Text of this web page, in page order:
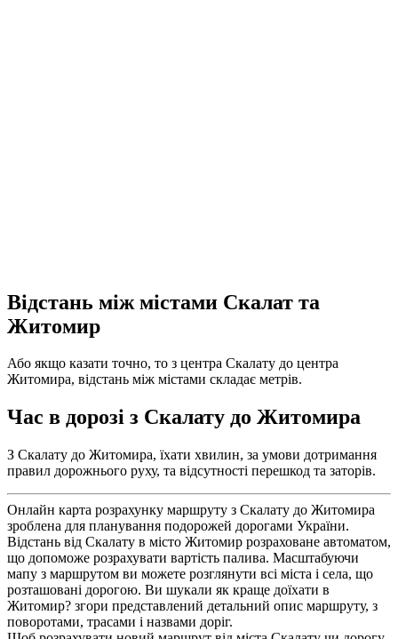
Відстань між містами Скалат та
Житомир
Або якщо казати точно, то з центра Скалату до центра
Житомира, відстань між містами складає метрів.
Час в дорозі з Скалату до Житомира
З Скалату до Житомира, їхати хвилин, за умови дотримання
правил дорожнього руху, та відсутності перешкод та заторів.
Онлайн карта розрахунку маршруту з Скалату до Житомира
зроблена для планування подорожей дорогами України.
Відстань від Скалату в місто Житомир розраховане автоматом,
що допоможе розрахувати вартість палива. Масштабуючи
мапу з маршрутом ви можете розглянути всі міста і села, що
розташовані дорогою. Ви шукали як краще доїхати в
Житомир? згори представлений детальний опис маршруту, з
поворотами, трасами і назвами доріг.